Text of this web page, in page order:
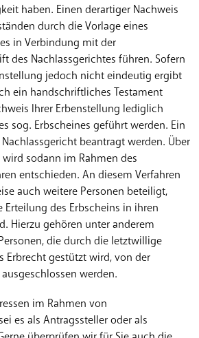
haben. Einen derartiger Nachweis
durch die Vorlage eines
in Verbindung mit der
des Nachlassgerichtes führen. Sofern
jedoch nicht eindeutig ergibt
ein handschriftliches Testament
Ihrer Erbenstellung lediglich
sog. Erbscheines geführt werden. Ein
beantragt werden. Über
sodann im Rahmen des
entschieden. An diesem Verfahren
auch weitere Personen beteiligt,
des Erbscheins in ihren
Hierzu gehören unter anderem
die durch die letztwillige
Erbrecht gestützt wird, von der
werden.
im Rahmen von
es als Antragssteller oder als